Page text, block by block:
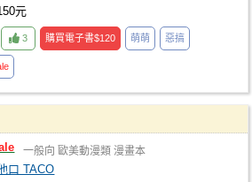
元
3 購買電子書$120 萌萌 惡搞
一般向 歐美動漫類 漫畫本
口 TACO